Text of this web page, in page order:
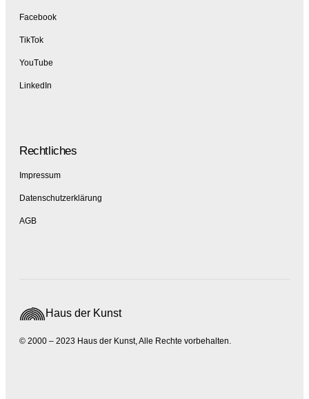
Facebook
TikTok
YouTube
LinkedIn
Rechtliches
Impressum
Datenschutzerklärung
AGB
© 2000 – 2023 Haus der Kunst, Alle Rechte vorbehalten.
Haus der Kunst